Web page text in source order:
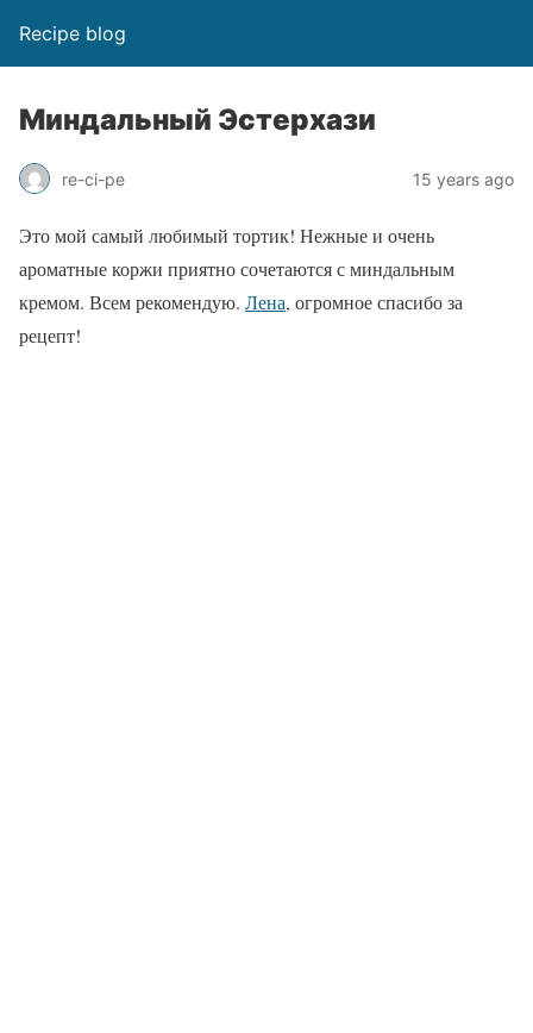
Recipe blog
Миндальный Эстерхази
re-ci-pe 15 years ago
Это мой самый любимый тортик! Нежные и очень
ароматные коржи приятно сочетаются с миндальным
кремом. Всем рекомендую. Лена, огромное спасибо за
рецепт!